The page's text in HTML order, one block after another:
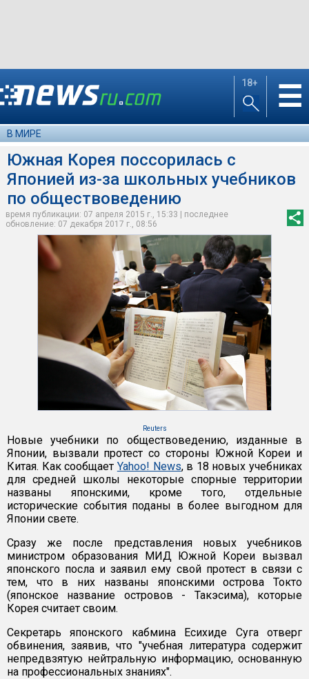
18+ ☰
В МИРЕ
Южная Корея поссорилась с
Японией из-за школьных учебников
по обществоведению
время публикации: 07 апреля 2015 г., 15:33 | последнее
обновление: 07 декабря 2017 г., 08:56
Reuters
Новые учебники по обществоведению, изданные в
Японии, вызвали протест со стороны Южной Кореи и
Китая. Как сообщает Yahoo! News, в 18 новых учебниках
для средней школы некоторые спорные территории
названы японскими, кроме того, отдельные
исторические события поданы в более выгодном для
Японии свете.
Сразу же после представления новых учебников
министром образования МИД Южной Кореи вызвал
японского посла и заявил ему свой протест в связи с
тем, что в них названы японскими острова Токто
(японское название островов - Такэсима), которые
Корея считает своим.
Секретарь японского кабмина Есихиде Суга отверг
обвинения, заявив, что "учебная литература содержит
непредвзятую нейтральную информацию, основанную
на профессиональных знаниях".